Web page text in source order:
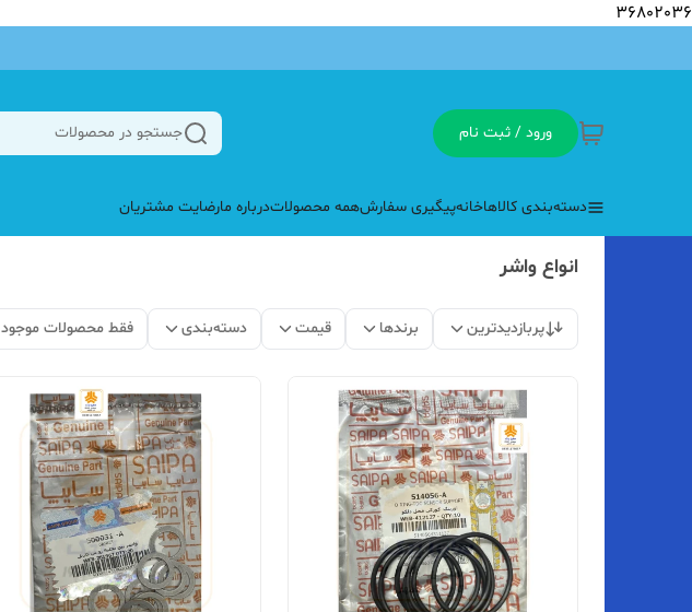
36802036
ورود / ثبت نام جستجو در محصولات
دسته‌بندی کالاهاخانهپیگیری سفارشهمه محصولاتدرباره مارضایت مشتریان
انواع واشر
پربازدیدترین برندها قیمت دسته‌بندی فقط محصولات موجود